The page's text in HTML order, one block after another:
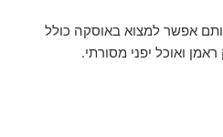
אפשר למצוא באוסקה כולל
ואוכל יפני מסורתי.